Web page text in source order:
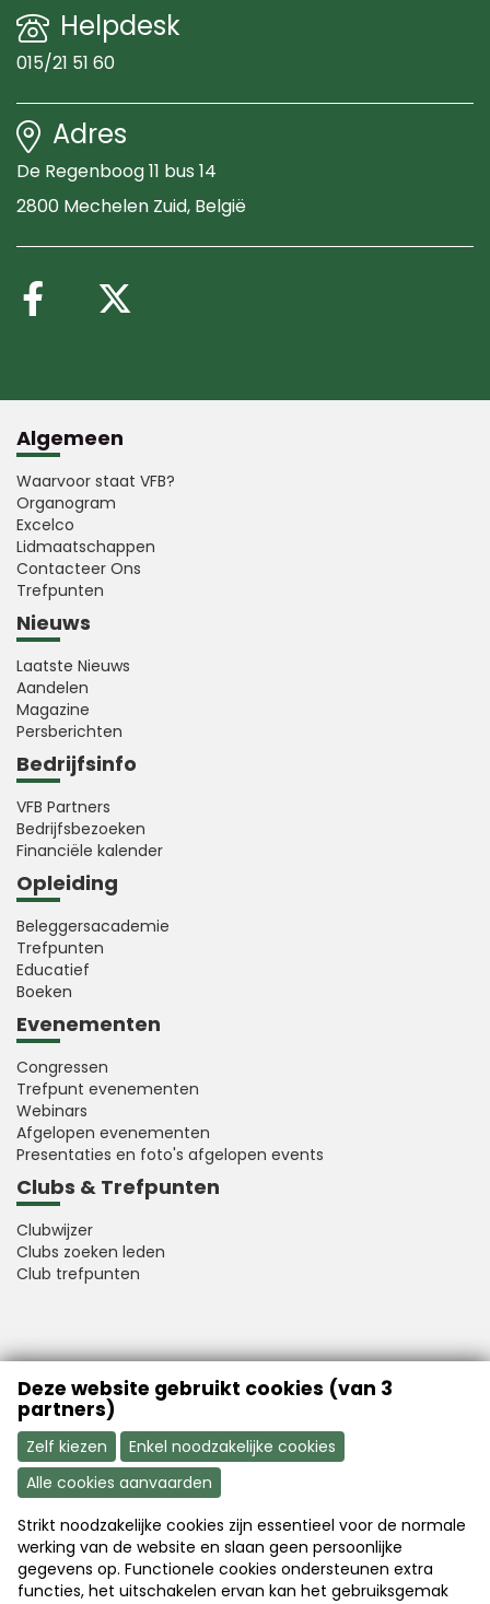
Helpdesk
015/21 51 60
Adres
De Regenboog 11 bus 14
2800 Mechelen Zuid, België
Volg ons op Facebook
Algemeen
Waarvoor staat VFB?
Organogram
Excelco
Lidmaatschappen
Contacteer Ons
Trefpunten
Nieuws
Laatste Nieuws
Aandelen
Magazine
Persberichten
Bedrijfsinfo
VFB Partners
Bedrijfsbezoeken
Financiële kalender
Opleiding
Beleggersacademie
Trefpunten
Educatief
Boeken
Evenementen
Congressen
Trefpunt evenementen
Webinars
Afgelopen evenementen
Presentaties en foto's afgelopen events
Clubs & Trefpunten
Clubwijzer
Clubs zoeken leden
Club trefpunten
VFB is a member of Better Finance
Aanmelden Word nu lid
Deze website gebruikt cookies (van 3
partners)
Zelf kiezen
Enkel noodzakelijke cookies
Alle cookies aanvaarden
Strikt noodzakelijke cookies zijn essentieel voor de normale
werking van de website en slaan geen persoonlijke
gegevens op. Functionele cookies ondersteunen extra
functies, het uitschakelen ervan kan het gebruiksgemak